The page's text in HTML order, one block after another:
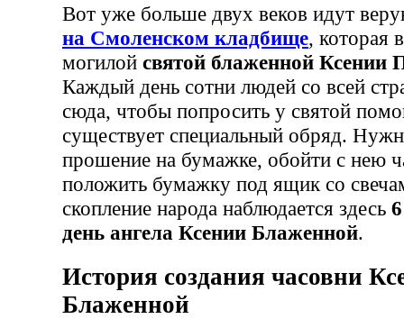
Вот уже больше двух веков идут
на Смоленском кладбище, которая
могилой святой блаженной Ксении
Каждый день сотни людей со всей
сюда, чтобы попросить у святой
существует специальный обряд.
прошение на бумажке, обойти с нею
положить бумажку под ящик со
скопление народа наблюдается здесь
день ангела Ксении Блаженной.
История создания часовни
Блаженной